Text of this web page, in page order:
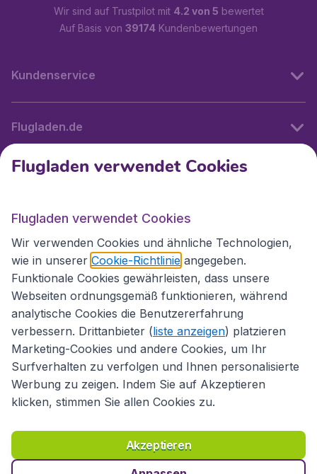
Wir sind auf Trustpilot mit 4.2 von 5 bewertet
Auf Basis von 39174 Kundenbewertungen
Kundenservice
Flugladen.de
Internationale Webseiten
Folgen Sie uns:
Richtlinien und Bedingungen
Haftungsausschluss
Datenschutzerklärung
Cookies Copyright © 2026
Flugladen verwendet Cookies
Flugladen verwendet Cookies
Wir verwenden Cookies und ähnliche Technologien,
wie in unserer Cookie-Richtlinie angegeben.
Funktionale Cookies gewährleisten, dass unsere
Webseiten ordnungsgemäß funktionieren, während
analytische Cookies die Benutzererfahrung
verbessern. Drittanbieter (liste anzeigen) platzieren
Marketing-Cookies und andere Cookies, um Ihr
Surfverhalten zu verfolgen und Ihnen personalisierte
Werbung zu zeigen. Indem Sie auf Akzeptieren
klicken, stimmen Sie allen Cookies zu.
Akzeptieren